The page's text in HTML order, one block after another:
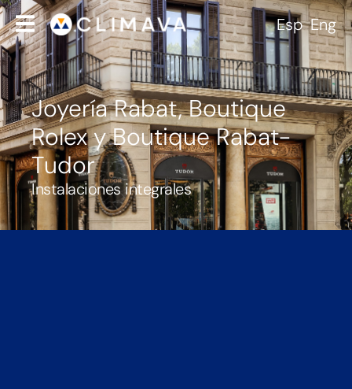
Esp Eng
Joyería Rabat, Boutique
Rolex y Boutique Rabat-
Tudor
Instalaciones integrales